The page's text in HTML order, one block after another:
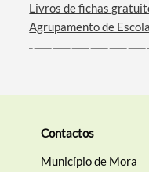
Livros de fichas
Agrupamento de
Contactos
Município de Mora